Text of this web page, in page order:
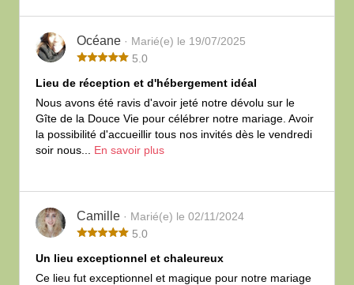
Océane · Marié(e) le 19/07/2025
5.0
Lieu de réception et d'hébergement idéal
Nous avons été ravis d'avoir jeté notre dévolu sur le
Gîte de la Douce Vie pour célébrer notre mariage. Avoir
la possibilité d'accueillir tous nos invités dès le vendredi
soir nous... En savoir plus
Camille · Marié(e) le 02/11/2024
5.0
Un lieu exceptionnel et chaleureux
Ce lieu fut exceptionnel et magique pour notre mariage